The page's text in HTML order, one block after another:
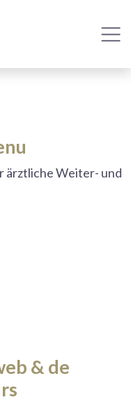
ärztliche Weiter- und
& de